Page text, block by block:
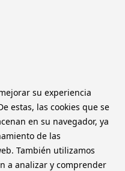
su experiencia
estas, las cookies que se
en su navegador, ya
de las
También utilizamos
a analizar y comprender